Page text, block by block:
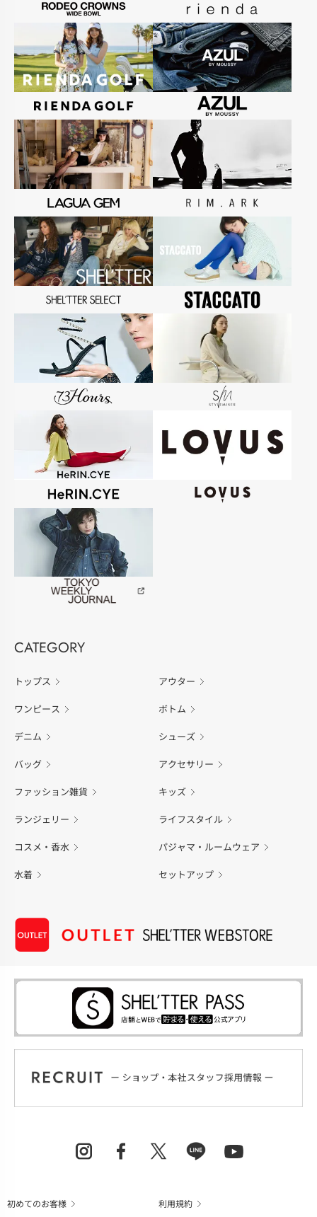
CATEGORY
トップス アウター
ワンピース ボトム
デニム シューズ
バッグ アクセサリー
ファッション雑貨 キッズ
ランジェリー ライフスタイル
コスメ・香水 パジャマ・ルームウェア
水着 セットアップ
初めてのお客様 利用規約